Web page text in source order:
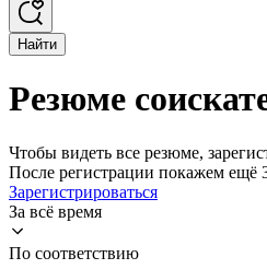
Найти
Резюме
Чтобы видеть все резюме,
После регистрации покажем ещё
Зарегистрироваться
За всё время
По соответствию